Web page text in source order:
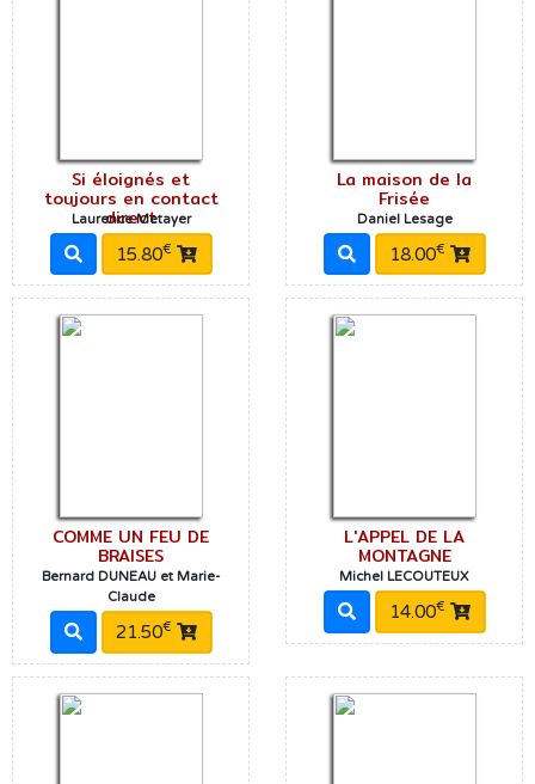
Si éloignés et
toujours en contact
direct
Laurence Metayer
15.80€
La maison de la
Frisée
Daniel Lesage
18.00€
COMME UN FEU DE
BRAISES
Bernard DUNEAU et Marie-
Claude
21.50€
L'APPEL DE LA
MONTAGNE
Michel LECOUTEUX
14.00€